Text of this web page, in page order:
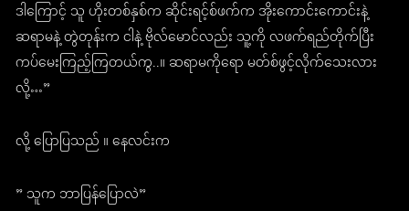
ဒါကြောင့် သူ ဟိုးတစ်နှစ်က ဆိုင်းရင့်စ်ဖက်က အိုးကောင်းကောင်းနဲ့
ဆရာမနဲ့ တွဲတုန်းက ငါနဲ့ ဗိုလ်မောင်လည်း သူ့ကို လဖက်ရည်တိုက်ပြီး
ကပ်မေးကြည့်ကြတယ်ကွ..။ ဆရာမကိုရော မတ်စ်ဖွင့်လိုက်သေးလား
လို့…”
လို့ ပြောပြသည် ။ နေလင်းက
” သူက ဘာပြန်ပြောလဲ”